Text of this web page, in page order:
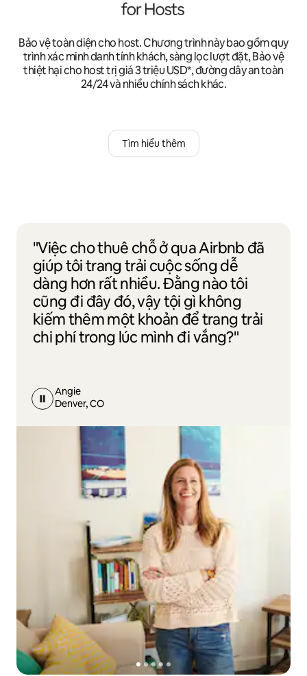
Bảo vệ toàn diện cho host. Chương trình này bao gồm quy
trình xác minh danh tính khách, sàng lọc lượt đặt, Bảo vệ
thiệt hại cho host trị giá 3 triệu USD*, đường dây an toàn
24/24 và nhiều chính sách khác.
Tìm hiểu thêm
"Việc cho thuê chỗ ở qua Airbnb đã
giúp tôi trang trải cuộc sống dễ
dàng hơn rất nhiều. Đằng nào tôi
cũng đi đây đó, vậy tội gì không
kiếm thêm một khoản để trang trải
chi phí trong lúc mình đi vắng?"
Angie
Denver, CO